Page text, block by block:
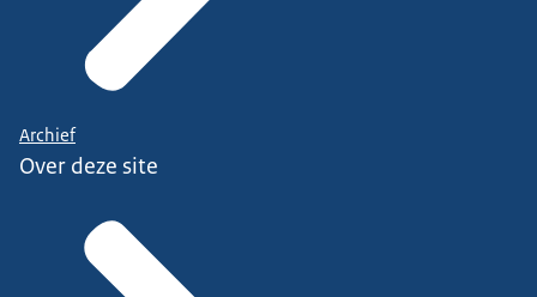
Archief
Over deze site